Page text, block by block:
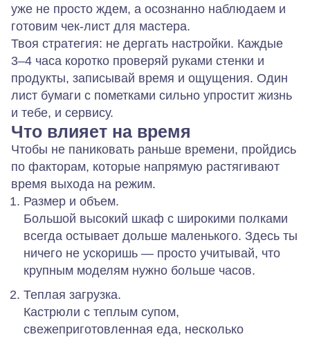
уже не просто ждем, а осознанно наблюдаем и
готовим чек‑лист для мастера.
Твоя стратегия: не дергать настройки. Каждые
3–4 часа коротко проверяй руками стенки и
продукты, записывай время и ощущения. Один
лист бумаги с пометками сильно упростит жизнь
и тебе, и сервису.
Что влияет на время
Чтобы не паниковать раньше времени, пройдись
по факторам, которые напрямую растягивают
время выхода на режим.
Размер и объем.
Большой высокий шкаф с широкими полками
всегда остывает дольше маленького. Здесь ты
ничего не ускоришь — просто учитывай, что
крупным моделям нужно больше часов.
Теплая загрузка.
Кастрюли с теплым супом,
свежеприготовленная еда, несколько